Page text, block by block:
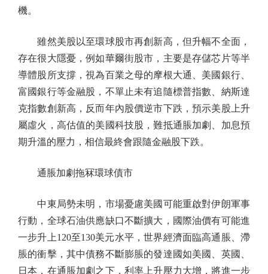
機。
雖然美股以至環球股市再創新高，但升幅不全面，
存在很大隱憂，例如華爾街股市，主要是存儲芯片等半
導體股所支撐，視為百業之母的摩根大通、美國銀行、
富國銀行等金融股，不單止未有追隨標普指數、納斯達
克指數創新高，反而年內股價逆市下跌，預示美股上升
屬虛火，高估值的美國科技股，難抵通脹加劇、加息預
期升溫的壓力，相信最終會跟隨金融股下跌。
通脹加劇拖冧環球債市
中東局勢未明，市場憂慮美國可能重啟對伊朗軍事
行動，全球石油供應缺口不斷擴大，國際油價有可能進
一步升上120至130美元水平，世界經濟面臨高通脹、滯
脹的衝擊，其中債務不斷膨脹的發達國如美國、英國、
日本，在通脹加劇之下，利率上升壓力大增，將進一步